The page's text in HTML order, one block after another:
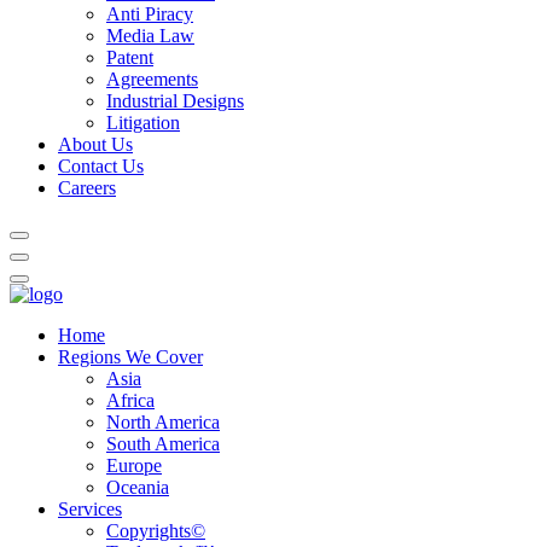
Anti Piracy
Media Law
Patent
Agreements
Industrial Designs
Litigation
About Us
Contact Us
Careers
Home
Regions We Cover
Asia
Africa
North America
South America
Europe
Oceania
Services
Copyrights©